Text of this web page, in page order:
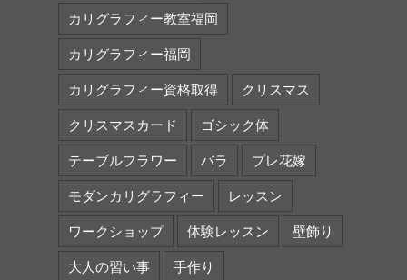
カリグラフィー教室福岡
カリグラフィー福岡
カリグラフィー資格取得 クリスマス
クリスマスカード ゴシック体
テーブルフラワー バラ プレ花嫁
モダンカリグラフィー レッスン
ワークショップ 体験レッスン 壁飾り
大人の習い事 手作り